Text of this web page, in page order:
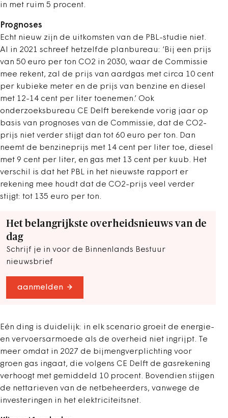
in met ruim 5 procent.
Prognoses
Echt nieuw zijn de uitkomsten van de PBL-studie niet.
Al in 2021 schreef hetzelfde planbureau: ‘Bij een prijs
van 50 euro per ton CO2 in 2030, waar de Commissie
mee rekent, zal de prijs van aardgas met circa 10 cent
per kubieke meter en de prijs van benzine en diesel
met 12-14 cent per liter toenemen.’ Ook
onderzoeksbureau CE Delft berekende vorig jaar op
basis van prognoses van de Commissie, dat de CO2-
prijs niet verder stijgt dan tot 60 euro per ton. Dan
neemt de benzineprijs met 14 cent per liter toe, diesel
met 9 cent per liter, en gas met 13 cent per kuub. Het
verschil is dat het PBL in het nieuwste rapport er
rekening mee houdt dat de CO2-prijs veel verder
stijgt: tot 135 euro per ton.
Het belangrijkste overheidsnieuws van de
dag
Schrijf je in voor de Binnenlands Bestuur
nieuwsbrief
aanmelden
Eén ding is duidelijk: in elk scenario groeit de energie-
en vervoersarmoede als de overheid niet ingrijpt. Te
meer omdat in 2027 de bijmengverplichting voor
groen gas ingaat, die volgens CE Delft de gasrekening
verhoogt met gemiddeld 10 procent. Bovendien stijgen
de nettarieven van de netbeheerders, vanwege de
investeringen in het elektriciteitsnet.